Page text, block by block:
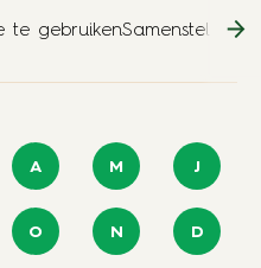
te gebruikenSamenstelling
A M J
O N D